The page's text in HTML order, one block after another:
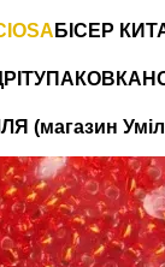
БІСЕР
УПАКОВКА
(магазин